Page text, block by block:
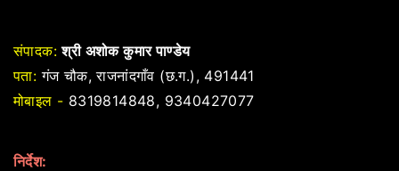
संपादक: श्री अशोक कुमार पाण्डेय
पता: गंज चौक, राजनांदगाँव (छ.ग.), 491441
मोबाइल - 8319814848, 9340427077
निर्देश: